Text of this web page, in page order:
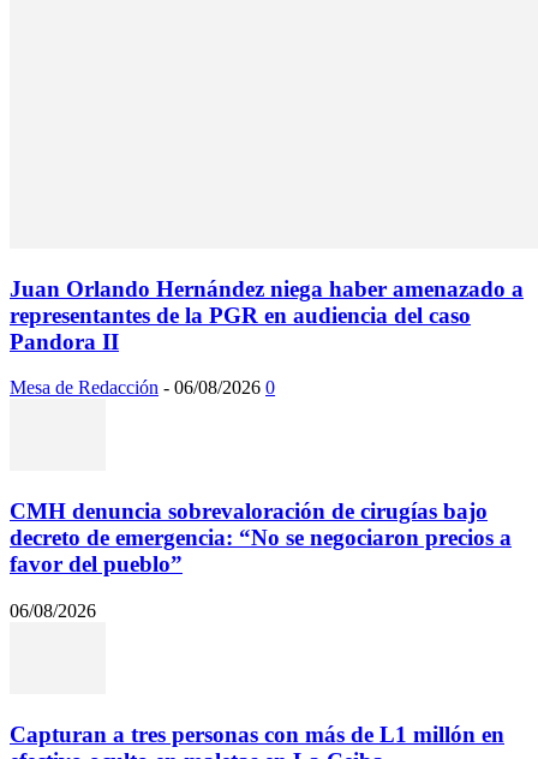
Juan Orlando Hernández niega haber amenazado a
representantes de la PGR en audiencia del caso
Pandora II
Mesa de Redacción - 06/08/2026 0
CMH denuncia sobrevaloración de cirugías bajo
decreto de emergencia: “No se negociaron precios a
favor del pueblo”
06/08/2026
Capturan a tres personas con más de L1 millón en